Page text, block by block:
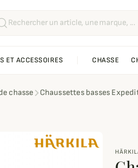
ET ACCESSOIRES CHASSE
chasse Chaussettes basses